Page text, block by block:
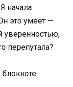
начала
это умеет —
уверенностью,
перепутала?